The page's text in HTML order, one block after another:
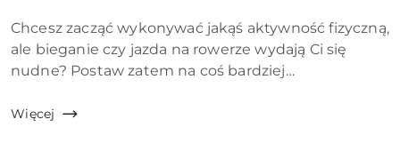
Treść
artykułu:
Chcesz zacząć wykonywać jakąś aktywność fizyczną,
ale bieganie czy jazda na rowerze wydają Ci się
nudne? Postaw zatem na coś bardziej
desce! Nie obawiaj się, jeżeli nigdy nie miałeś
Więcej